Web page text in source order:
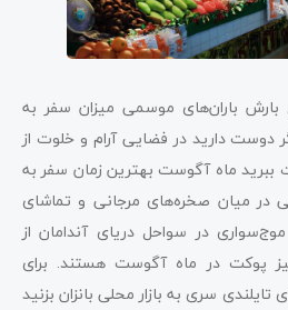
باران‌های موسمی میزان سفر به
دارید در فضایی آرام و خلوت از
ببرید ماه آگوست بهترین زمان سفر به
در میان صخره‌های مرجانی و تماشای
در سواحل دریای آندامان از
پوکت در ماه آگوست هستند. برای
سری به بازار محلی بانزان بزنید